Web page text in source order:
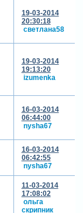
19-03-2014
20:30:18
светлана58
19-03-2014
19:13:20
izumenka
16-03-2014
06:44:00
nysha67
16-03-2014
06:42:55
nysha67
11-03-2014
17:08:02
ольга
скрипник